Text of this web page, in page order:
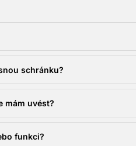
schránku?
mám uvést?
funkci?